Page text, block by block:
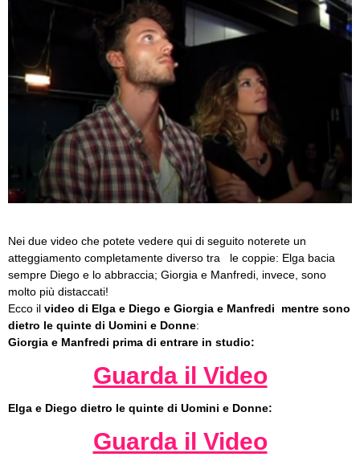
Nei due video che potete vedere qui di seguito noterete un
atteggiamento completamente diverso tra le coppie: Elga bacia
sempre Diego e lo abbraccia; Giorgia e Manfredi, invece, sono
molto più distaccati!
Ecco il video di Elga e Diego e Giorgia e Manfredi mentre sono
dietro le quinte di Uomini e Donne:
Giorgia e Manfredi prima di entrare in studio:
Guarda il Video
Elga e Diego dietro le quinte di Uomini e Donne:
Guarda il Video